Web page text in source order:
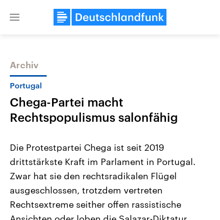
Close
Themen
Landtagswahl Sachsen-Anhalt
2026
Alle Informationen
Sachsen-Anhalt wählt am 6.
September 2026 einen neuen
Landtag. Seit 2021 wird das
Bundesland von einer Koalition aus
USA
Aktuelle Beiträge,
Hintergründe
Wirtschaftlich und
gehören die Vereinigten
den mächtigsten Ländern
mit großem Einfluss auf
Archiv
Portugal
Chega-Partei macht
Rechtspopulismus salonfähig
Die Protestpartei Chega ist seit 2019
drittstärkste Kraft im Parlament in Portugal.
Zwar hat sie den rechtsradikalen Flügel
ausgeschlossen, trotzdem vertreten
Rechtsextreme seither offen rassistische